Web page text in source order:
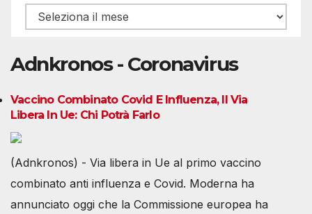
Archivio
Adnkronos - Coronavirus
Vaccino Combinato Covid E Influenza, Il Via
Libera In Ue: Chi Potrà Farlo
(Adnkronos) - Via libera in Ue al primo vaccino
combinato anti influenza e Covid. Moderna ha
annunciato oggi che la Commissione europea ha